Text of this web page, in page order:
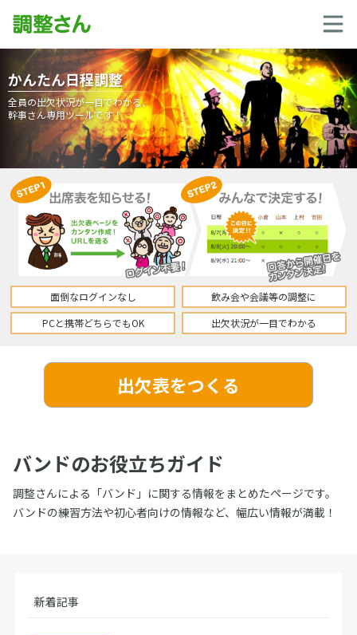
かんたん日程調整
全員の出欠状況が一目でわかる、
幹事さん専用ツールです！
面倒なログインなし
飲み会や会議等の調整に
PCと携帯どちらでもOK
出欠状況が一目でわかる
出欠表をつくる
バンドのお役立ちガイド
調整さんによる「バンド」に関する情報をまとめたページです。
バンドの練習方法や初心者向けの情報など、幅広い情報が満載！
新着記事